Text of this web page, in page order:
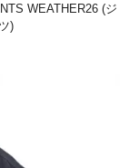
WEATHER26 (ジ
)